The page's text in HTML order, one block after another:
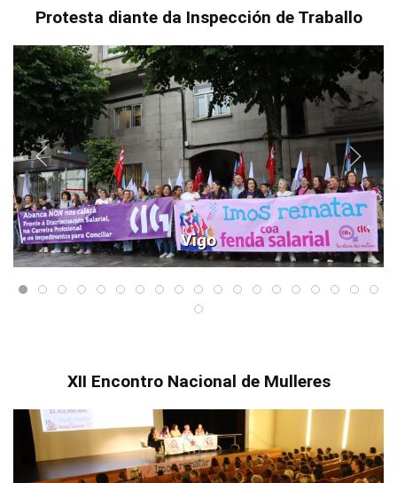
Protesta diante da Inspección de Traballo
Vigo
XII Encontro Nacional de Mulleres